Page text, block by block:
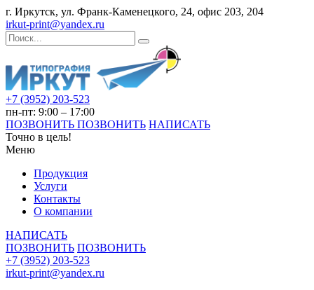
г. Иркутск, ул. Франк-Каменецкого, 24, офис 203, 204
irkut-print@yandex.ru
+7 (3952) 203-523
пн-пт: 9:00 – 17:00
ПОЗВОНИТЬ ПОЗВОНИТЬ НАПИСАТЬ
Точно в цель!
Меню
Продукция
Услуги
Контакты
О компании
НАПИСАТЬ
ПОЗВОНИТЬ ПОЗВОНИТЬ
+7 (3952) 203-523
irkut-print@yandex.ru